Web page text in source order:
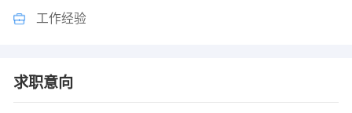
工作经验
求职意向